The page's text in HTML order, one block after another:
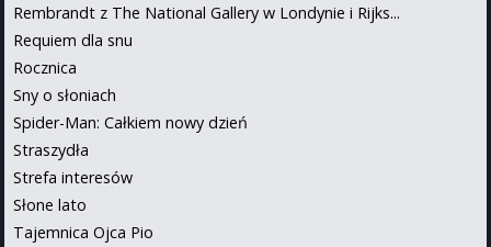
Rembrandt z The National Gallery w Londynie i Rijks...
Requiem dla snu
Rocznica
Sny o słoniach
Spider-Man: Całkiem nowy dzień
Straszydła
Strefa interesów
Słone lato
Tajemnica Ojca Pio